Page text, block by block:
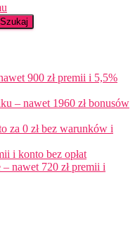
900 zł premii i 5,5%
– nawet 1960 zł bonusów
za 0 zł bez warunków i
i konto bez opłat
nawet 720 zł premii i